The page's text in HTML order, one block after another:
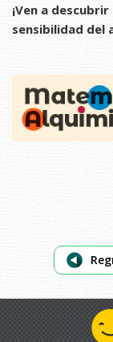
¡Ven a
sensibilidad del